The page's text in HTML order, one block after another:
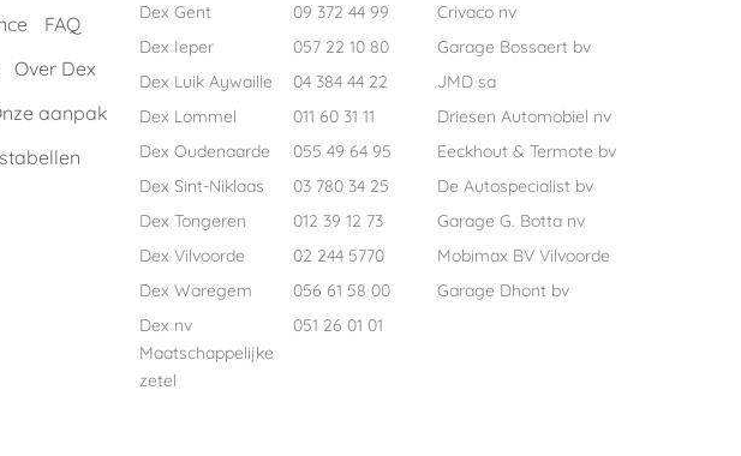
FAQ
Over Dex
aanpak
Dex Gent
09 372 44 99
Crivaco nv
Dex Ieper
057 22 10 80
Garage Bossaert bv
Dex Luik Aywaille
04 384 44 22
JMD sa
Dex Lommel
011 60 31 11
Driesen Automobiel nv
Dex Oudenaarde
055 49 64 95
Eeckhout & Termote bv
Dex Sint-Niklaas
03 780 34 25
De Autospecialist bv
Dex Tongeren
012 39 12 73
Garage G. Botta nv
Dex Vilvoorde
02 244 5770
Mobimax BV Vilvoorde
Dex Waregem
056 61 58 00
Garage Dhont bv
Dex nv
Maatschappelijke
zetel
051 26 01 01